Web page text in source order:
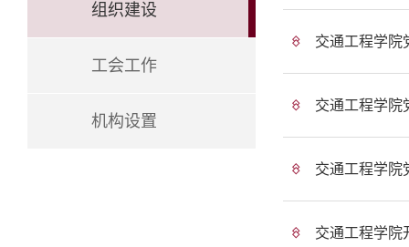
组织建设
工会工作
机构设置
交通工程学院
交通工程学院
交通工程学院
交通工程学院